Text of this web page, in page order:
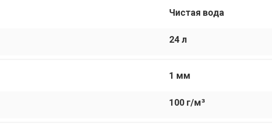
Чистая вода
24 л
1 мм
100 г/м³